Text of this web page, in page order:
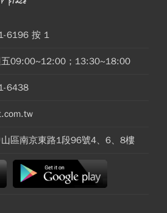
6196 按 1
五09:00~12:00；13:30~18:00
6438
區南京東路1段96號4、6、8樓